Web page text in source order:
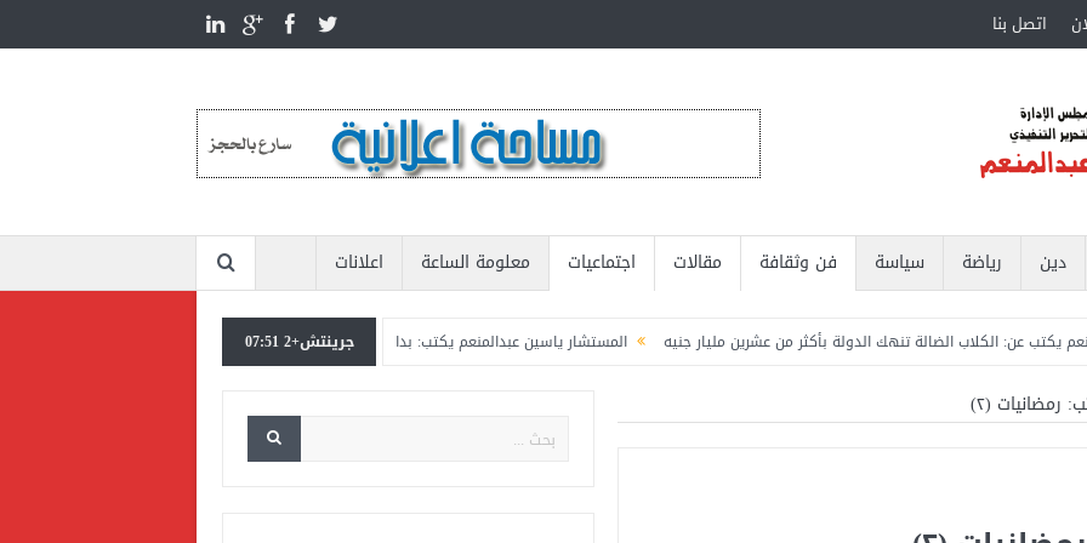
اتصل بنا
دين رياضة سياسة فن وثقافة مقالات اجتماعيات معلومة الساعة اعلانات
الكلاب الضالة تنهك الدولة بأكثر من عشرين مليار جنيه المستشار ياسين عبدالمنعم يكتب: بداية ساخنة للعام الجديد ٢٠٢٦
المستشار ياسين عبدالمنعم يؤكد أن
جرينتش+2 07:51
رمضانيات (٢)